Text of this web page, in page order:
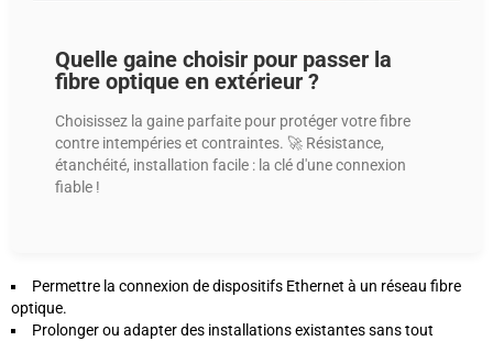
Quelle gaine choisir pour passer la
fibre optique en extérieur ?
Choisissez la gaine parfaite pour protéger votre fibre
contre intempéries et contraintes. 🚀 Résistance,
étanchéité, installation facile : la clé d'une connexion
fiable !
Permettre la connexion de dispositifs Ethernet à un réseau fibre
optique.
Prolonger ou adapter des installations existantes sans tout